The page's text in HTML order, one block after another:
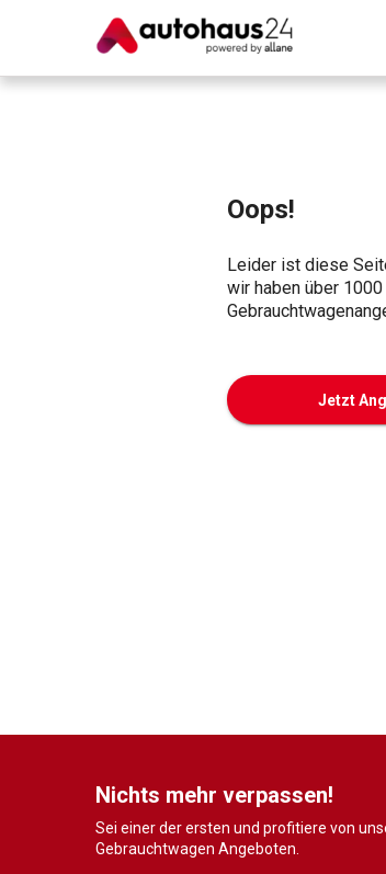
Oops!
Leider ist diese
wir haben über
Jetzt
Nichts mehr verpassen!
Sei einer der ersten und profitiere von
Gebrauchtwagen Angeboten.